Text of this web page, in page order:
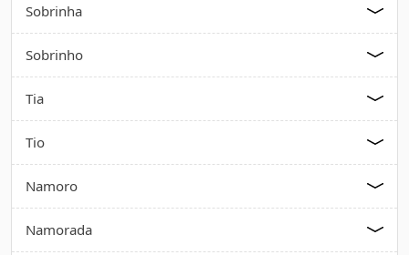
Sobrinha
Sobrinho
Tia
Tio
Namoro
Namorada